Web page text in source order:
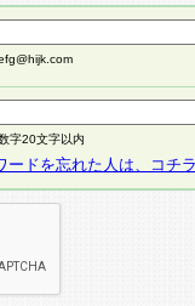
字20文字以内
ードを忘れた人は、コチ